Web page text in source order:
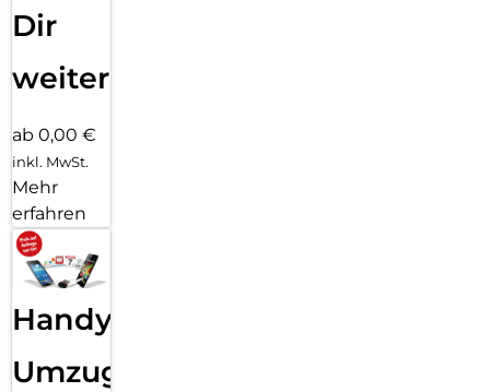
Dir
weiter
ab 0,00 €
inkl. MwSt.
Mehr
erfahren
Handy
Umzug